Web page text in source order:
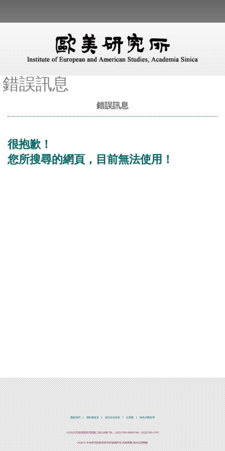
錯誤訊息
錯誤訊息
很抱歉！
您所搜尋的網頁，目前無法使用！
聯絡我們 隱私權政策 資訊安全政策 位置圖 綠色消費宣導
115台北市南港區研究院路二段128號 TEL：(02)2789-9390 FAX：(02)2785-1787
2016 © 中央研究院歐美研究所版權所有 未經授權 請勿任意轉載